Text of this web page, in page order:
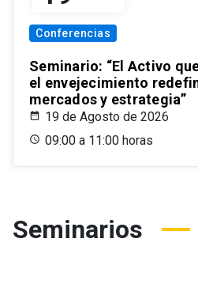
Conferencias
Seminario: “El Activo
el envejecimiento
mercados y estrategia”
19 de Agosto de 2026
09:00 a 11:00 horas
Seminarios